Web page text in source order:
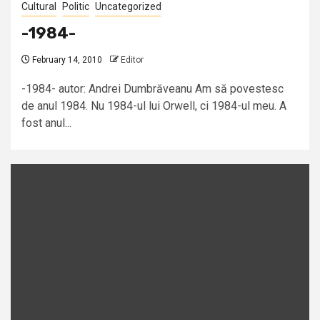
Cultural Politic Uncategorized
-1984-
February 14, 2010 Editor
-1984- autor: Andrei Dumbrăveanu Am să povestesc
de anul 1984. Nu 1984-ul lui Orwell, ci 1984-ul meu. A
fost anul...